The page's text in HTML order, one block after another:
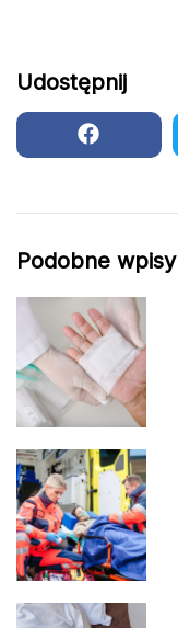
Udostępnij
Podobne wpisy